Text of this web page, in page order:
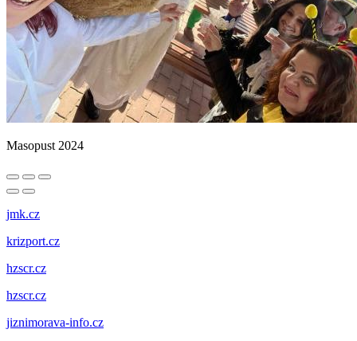
Masopust 2024
jmk.cz
krizport.cz
hzscr.cz
hzscr.cz
jiznimorava-info.cz